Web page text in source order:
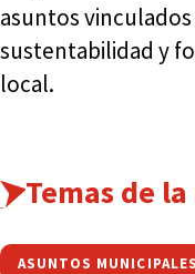
asuntos
sustentabilidad y
local.
Temas de
ASUNTOS MUNICIPALES